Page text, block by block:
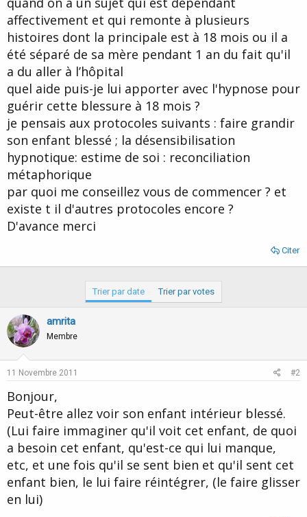
d
e
l
a
d
c
u
s
i
o
n
t
affectivement et qui remonte à plusieurs
histoires dont la principale est à 18 mois ou il a
été séparé de sa mère pendant 1 an du fait qu'il
a du aller à l’hôpital
quel aide puis-je lui apporter avec l'hypnose pour
guérir cette blessure à 18 mois ?
je pensais aux protocoles suivants : faire grandir
son enfant blessé ; la désensibilisation
hypnotique: estime de soi : reconciliation
métaphorique
par quoi me conseillez vous de commencer ? et
existe t il d'autres protocoles encore ?
D'avance merci
Citer
Trier par date Trier par votes
amrita
Membre
11 Novembre 2011 #2
Bonjour,
Peut-être allez voir son enfant intérieur blessé.
(Lui faire immaginer qu'il voit cet enfant, de quoi
a besoin cet enfant, qu'est-ce qui lui manque,
etc, et une fois qu'il se sent bien et qu'il sent cet
enfant bien, le lui faire réintégrer, (le faire glisser
en lui)